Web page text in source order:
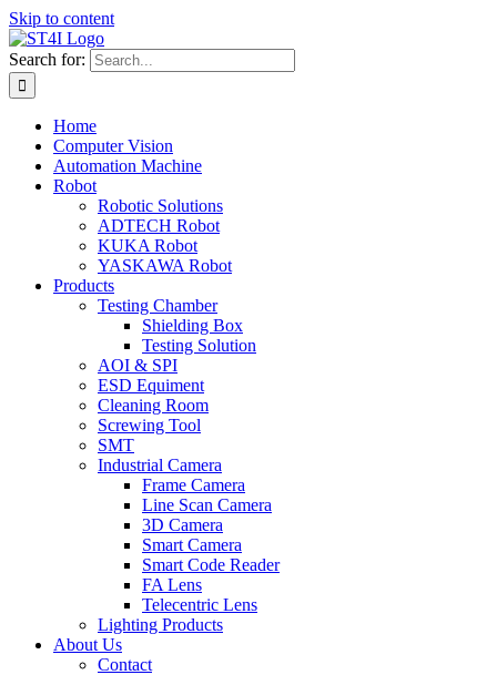
Skip to content
Search for:
Home
Computer Vision
Automation Machine
Robot
Robotic Solutions
ADTECH Robot
KUKA Robot
YASKAWA Robot
Products
Testing Chamber
Shielding Box
Testing Solution
AOI & SPI
ESD Equiment
Cleaning Room
Screwing Tool
SMT
Industrial Camera
Frame Camera
Line Scan Camera
3D Camera
Smart Camera
Smart Code Reader
FA Lens
Telecentric Lens
Lighting Products
About Us
Contact